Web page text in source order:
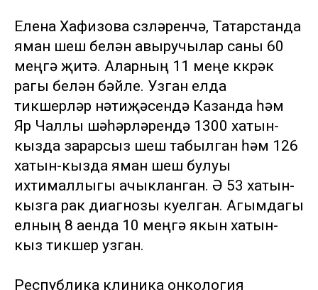
Елена Хафизова сүзләренчә, Татарстанда
яман шеш белән авыручылар саны 60
меңгә җитә. Аларның 11 меңе күкрәк
рагы белән бәйле. Узган елда
тикшерүләр нәтиҗәсендә Казанда һәм
Яр Чаллы шәһәрләрендә 1300 хатын-
кызда зарарсыз шеш табылган һәм 126
хатын-кызда яман шеш булуы
ихтималлыгы ачыкланган. Ә 53 хатын-
кызга рак диагнозы куелган. Агымдагы
елның 8 аенда 10 меңгә якын хатын-
кыз тикшерү узган.
Республика клиника онкология